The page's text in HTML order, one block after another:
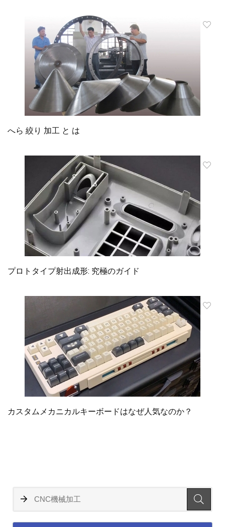
へら 絞り 加工 と は
プロトタイプ射出成形: 究極のガイド
カスタムメカニカルキーボードはなぜ人気なのか？